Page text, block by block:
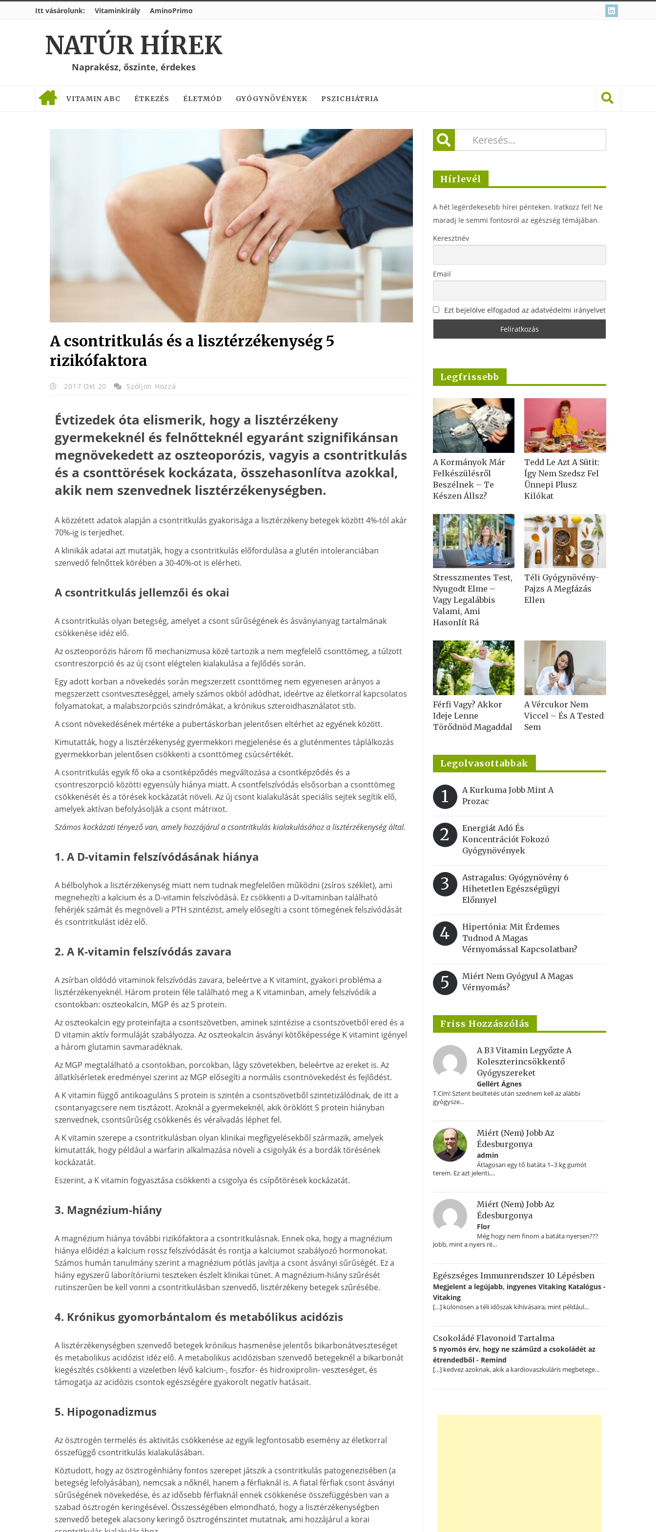
Itt vásárolunk: Vitaminkirály AminoPrimo
NATÚR HÍREK
Naprakész, őszinte, érdekes
VITAMIN ABC ÉTKEZÉS ÉLETMÓD GYÓGYNÖVÉNYEK PSZICHIÁTRIA
A csontritkulás és a lisztérzékenység 5
rizikófaktora
2017 Okt 20 Szóljon Hozzá
Évtizedek óta elismerik, hogy a lisztérzékeny
gyermekeknél és felnőtteknél egyaránt szignifikánsan
megnövekedett az oszteoporózis, vagyis a csontritkulás
és a csonttörések kockázata, összehasonlítva azokkal,
akik nem szenvednek lisztérzékenységben.
A közzétett adatok alapján a csontritkulás gyakorisága a lisztérzékeny betegek között 4%-tól akár
70%-ig is terjedhet.
A klinikák adatai azt mutatják, hogy a csontritkulás előfordulása a glutén intoleranciában
szenvedő felnőttek körében a 30-40%-ot is elérheti.
A csontritkulás jellemzői és okai
A csontritkulás olyan betegség, amelyet a csont sűrűségének és ásványianyag tartalmának
csökkenése idéz elő.
Az oszteoporózis három fő mechanizmusa közé tartozik a nem megfelelő csonttömeg, a túlzott
csontreszorpció és az új csont elégtelen kialakulása a fejlődés során.
Egy adott korban a növekedés során megszerzett csonttömeg nem egyenesen arányos a
megszerzett csontveszteséggel, amely számos okból adódhat, ideértve az életkorral kapcsolatos
folyamatokat, a malabszorpciós szindrómákat, a krónikus szteroidhasználatot stb.
A csont növekedésének mértéke a pubertáskorban jelentősen eltérhet az egyének között.
Kimutatták, hogy a lisztérzékenység gyermekkori megjelenése és a gluténmentes táplálkozás
gyermekkorban jelentősen csökkenti a csonttömeg csúcsértékét.
A csontritkulás egyik fő oka a csontképződés megváltozása a csontképződés és a
csontreszorpció közötti egyensúly hiánya miatt. A csontfelszívódás elsősorban a csonttömeg
csökkenését és a törések kockázatát növeli. Az új csont kialakulását speciális sejtek segítik elő,
amelyek aktívan befolyásolják a csont mátrixot.
Számos kockázati tényező van, amely hozzájárul a csontritkulás kialakulásához a lisztérzékenység által.
1. A D-vitamin felszívódásának hiánya
A bélbolyhok a lisztérzékenység miatt nem tudnak megfelelően működni (zsíros széklet), ami
megnehezíti a kalcium és a D-vitamin felszívódásá. Ez csökkenti a D-vitaminban található
fehérjék számát és megnöveli a PTH szintézist, amely elősegíti a csont tömegének felszívódását
és csontritkulást idéz elő.
2. A K-vitamin felszívódás zavara
A zsírban oldódó vitaminok felszívódás zavara, beleértve a K vitamint, gyakori probléma a
lisztérzékenyeknél. Három protein féle található meg a K vitaminban, amely felszívódik a
csontokban: oszteokalcin, MGP és az S protein.
Az oszteokalcin egy proteinfajta a csontszövetben, aminek szintézise a csontszövetből ered és a
D vitamin aktív formuláját szabályozza. Az oszteokalcin ásványi kötőképessége K vitamint igényel
a három glutamin savmaradéknak.
Az MGP megtalálható a csontokban, porcokban, lágy szövetekben, beleértve az ereket is. Az
állatkísérletek eredményei szerint az MGP elősegíti a normális csontnövekedést és fejlődést.
A K vitamin függő antikoaguláns S protein is szintén a csontszövetből szintetizálódnak, de itt a
csontanyagcsere nem tisztázott. Azoknál a gyermekeknél, akik öröklött S protein hiányban
szenvednek, csontsűrűség csökkenés és véralvadás léphet fel.
A K vitamin szerepe a csontritkulásban olyan klinikai megfigyelésekből származik, amelyek
kimutatták, hogy például a warfarin alkalmazása növeli a csigolyák és a bordák törésének
kockázatát.
Eszerint, a K vitamin fogyasztása csökkenti a csigolya és csípőtörések kockázatát.
3. Magnézium-hiány
A magnézium hiánya további rizikófaktora a csontritkulásnak. Ennek oka, hogy a magnézium
hiánya előidézi a kalcium rossz felszívódását és rontja a kalciumot szabályozó hormonokat.
Számos humán tanulmány szerint a magnézium pótlás javítja a csont ásványi sűrűségét. Ez a
hiány egyszerű laborítóriumi teszteken észlelt klinikai tünet. A magnézium-hiány szűrését
rutinszerűen be kell vonni a csontritkulásban szenvedő, lisztérzékeny betegek szűrésébe.
4. Krónikus gyomorbántalom és metabólikus acidózis
A lisztérzékenységben szenvedő betegek krónikus hasmenése jelentős bikarbonátveszteséget
és metabolikus acidózist idéz elő. A metabolikus acidózisban szenvedő betegeknél a bikarbonát
kiegészítés csökkenti a vizeletben lévő kalcium-, foszfor- és hidroxiprolin- veszteséget, és
támogatja az acidózis csontok egészségére gyakorolt negatív hatásait.
5. Hipogonadizmus
Az ösztrogén termelés és aktivitás csökkenése az egyik legfontosabb esemény az életkorral
összefüggő csontritkulás kialakulásában.
Köztudott, hogy az ösztrogénhiány fontos szerepet játszik a csontritkulás patogenezisében (a
betegség lefolyásában), nemcsak a nőknél, hanem a férfiaknál is. A fiatal férfiak csont ásványi
sűrűségének növekedése, és az idősebb férfiaknál ennek csökkenése összefüggésben van a
szabad ösztrogén keringésével. Összességében elmondható, hogy a lisztérzékenységben
szenvedő betegek alacsony keringő ösztrogénszintet mutatnak, ami hozzájárul a korai
Hírlevél
A hét legérdekesebb hírei pénteken. Iratkozz fel! Ne
maradj le semmi fontosról az egészség témájában.
Keresztnév
Email
Ezt bejelölve elfogadod az adatvédelmi irányelvet
Legfrissebb
A Kormányok Már
Felkészülésről
Beszélnek – Te
Készen Állsz?
Tedd Le Azt A Sütit:
Így Nem Szedsz Fel
Ünnepi Plusz
Kilókat
Stresszmentes Test,
Nyugodt Elme –
Vagy Legalábbis
Valami, Ami
Hasonlít Rá
Téli Gyógynövény-
Pajzs A Megfázás
Ellen
Férfi Vagy? Akkor
Ideje Lenne
Törődnöd Magaddal
A Vércukor Nem
Viccel – És A Tested
Sem
Legolvasottabbak
1
A Kurkuma Jobb Mint A
Prozac
2
Energiát Adó És
Koncentrációt Fokozó
Gyógynövények
3
Astragalus: Gyógynövény 6
Hihetetlen Egészségügyi
Előnnyel
4
Hipertónia: Mit Érdemes
Tudnod A Magas
Vérnyomással Kapcsolatban?
5
Miért Nem Gyógyul A Magas
Vérnyomás?
Friss Hozzászólás
A B3 Vitamin Legyőzte A
Koleszterincsökkentő
Gyógyszereket
Gellért Ágnes
T.Cím! Sztent beültetés után szednem kell az alábbi
gyógysze...
Miért (nem) Jobb Az
Édesburgonya
admin
Átlagosan egy tő batáta 1–3 kg gumót
terem. Ez azt jelenti,...
Miért (nem) Jobb Az
Édesburgonya
Flor
Még hogy nem finom a batáta nyersen???
Jobb, mint a nyers ré...
Egészséges Immunrendszer 10 Lépésben
Megjelent a legújabb, ingyenes Vitaking Katalógus -
Vitaking
[…] különösen a téli időszak kihívásaira, mint például...
Csokoládé Flavonoid Tartalma
5 nyomós érv, hogy ne száműzd a csokoládét az
étrendedből - Remind
[…] kedvez azoknak, akik a kardiovaszkuláris megbetege...